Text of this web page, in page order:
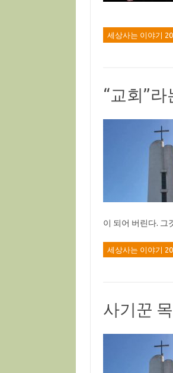
세상사는 이야기
“교회”
이 되어 버린다.
세상사는 이야기
사기꾼